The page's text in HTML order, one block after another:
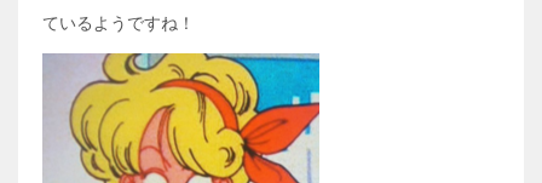
ているようですね！